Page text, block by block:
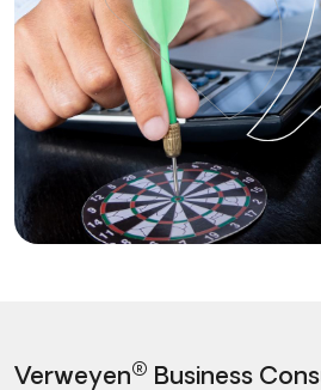
Verweyen® Business